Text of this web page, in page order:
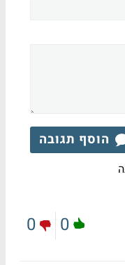
הוסף תגובה
0
0